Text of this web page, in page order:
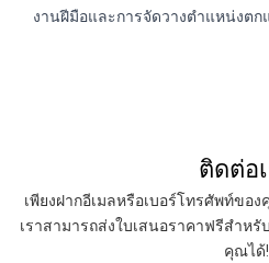
งานฝีมือและการจัดวางตำแหน่งตก
ติดต่อ
เพียงฝากอีเมลหรือเบอร์โทรศัพท์ขอ
เราสามารถส่งใบเสนอราคาฟรีสำห
คุณได้!